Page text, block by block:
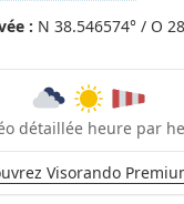
: N 38.546574° / O
détaillée heure par
Visorando